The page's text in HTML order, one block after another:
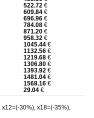
522.72€
609.84€
696.96€
784.08€
871.20€
958.32€
1045.44€
1132.56€
1219.68€
1306.80€
1393.92€
1481.04€
1568.16€
29.04€
30%), x18=(-35%),